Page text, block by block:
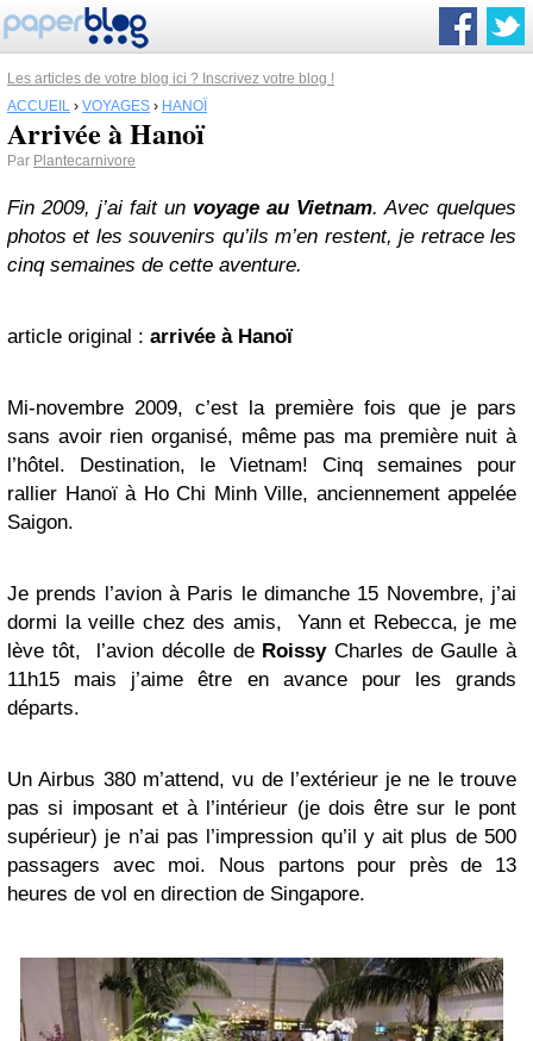
Les articles de votre blog ici ? Inscrivez votre blog !
ACCUEIL › VOYAGES › HANOÏ
Arrivée à Hanoï
Par Plantecarnivore
Fin 2009, j’ai fait un voyage au Vietnam. Avec quelques
photos et les souvenirs qu’ils m’en restent, je retrace les
cinq semaines de cette aventure.
article original : arrivée à Hanoï
Mi-novembre 2009, c’est la première fois que je pars
sans avoir rien organisé, même pas ma première nuit à
l’hôtel. Destination, le Vietnam! Cinq semaines pour
rallier Hanoï à Ho Chi Minh Ville, anciennement appelée
Saigon.
Je prends l’avion à Paris le dimanche 15 Novembre, j’ai
dormi la veille chez des amis, Yann et Rebecca, je me
lève tôt, l’avion décolle de RoissyCharles de Gaulle à
11h15 mais j’aime être en avance pour les grands
départs.
Un Airbus 380 m’attend, vu de l’extérieur je ne le trouve
pas si imposant et à l’intérieur (je dois être sur le pont
supérieur) je n’ai pas l’impression qu’il y ait plus de 500
passagers avec moi. Nous partons pour près de 13
heures de vol en direction de Singapore.